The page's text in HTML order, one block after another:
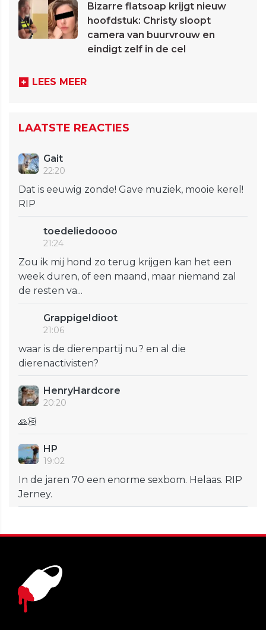
Bizarre flatsoap krijgt nieuw
hoofdstuk: Christy sloopt
camera van buurvrouw en
eindigt zelf in de cel
LEES MEER
LAATSTE REACTIES
Gait
22:20
Dat is eeuwig zonde! Gave muziek, mooie kerel!
RIP
toedeliedoooo
21:24
Zou ik mij hond zo terug krijgen kan het een
week duren, of een maand, maar niemand zal
de resten va...
GrappigeIdioot
21:06
waar is de dierenpartij nu? en al die
dierenactivisten?
HenryHardcore
20:20
🙏🏻
HP
19:02
In de jaren 70 een enorme sexbom. Helaas. RIP
Jerney.